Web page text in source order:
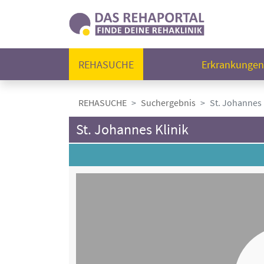
REHASUCHE Erkrankungen
REHASUCHE Suchergebnis St.
St. Johannes Klinik